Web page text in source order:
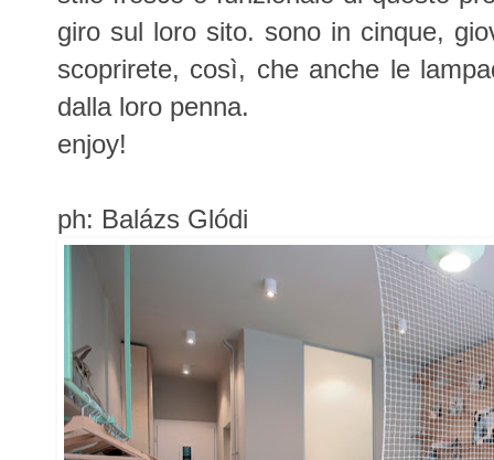
giro sul loro sito. sono in cinque,
scoprirete, così, che anche le
dalla loro penna.
enjoy!
ph: Balázs Glódi